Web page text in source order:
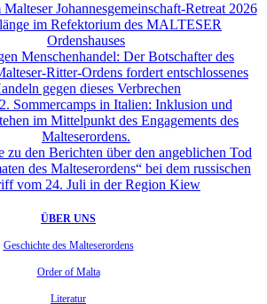
Johannesgemeinschaft-Retreat 2026
im Refektorium des MALTESER
Ordenshauses
Menschenhandel: Der Botschafter des
Ritter-Ordens fordert entschlossenes
gegen dieses Verbrechen
Sommercamps in Italien: Inklusion und
im Mittelpunkt des Engagements des
Malteserordens.
zu den Berichten über den angeblichen Tod
des Malteserordens“ bei dem russischen
vom 24. Juli in der Region Kiew
ÜBER UNS
Geschichte des Malteserordens
Order of Malta
Literatur